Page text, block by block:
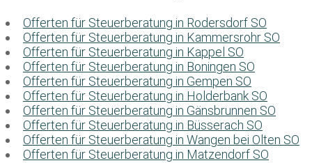
Offerten für Steuerberatung in Rodersdorf SO
Offerten für Steuerberatung in Kammersrohr SO
Offerten für Steuerberatung in Kappel SO
Offerten für Steuerberatung in Boningen SO
Offerten für Steuerberatung in Gempen SO
Offerten für Steuerberatung in Holderbank SO
Offerten für Steuerberatung in Gänsbrunnen SO
Offerten für Steuerberatung in Büsserach SO
Offerten für Steuerberatung in Wangen bei Olten SO
Offerten für Steuerberatung in Matzendorf SO